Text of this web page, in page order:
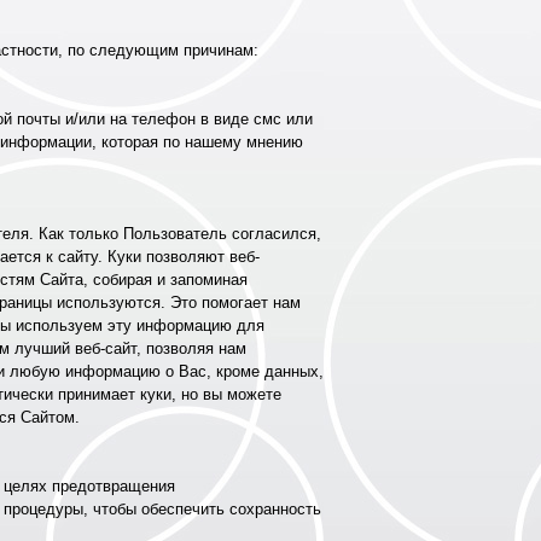
по следующим причинам:
почты и/или на телефон в виде смс или
которая по нашему мнению
Как только Пользователь согласился,
к сайту. Куки позволяют веб-
Сайта, собирая и запоминая
используются. Это помогает нам
используем эту информацию для
лучший веб-сайт, позволяя нам
любую информацию о Вас, кроме данных,
принимает куки, но вы можете
Сайтом.
предотвращения
чтобы обеспечить сохранность